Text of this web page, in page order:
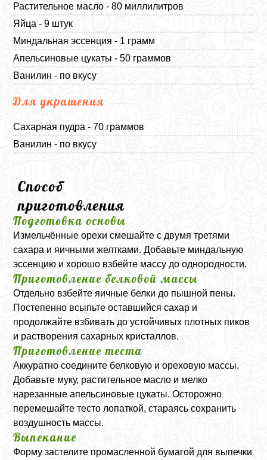
Растительное масло - 80 миллилитров
Яйца - 9 штук
Миндальная эссенция - 1 грамм
Апельсиновые цукаты - 50 граммов
Ванилин - по вкусу
Для украшения
Сахарная пудра - 70 граммов
Ванилин - по вкусу
Способ
приготовления
Подготовка основы
Измельчённые орехи смешайте с двумя третями
сахара и яичными желтками. Добавьте миндальную
эссенцию и хорошо взбейте массу до однородности.
Приготовление белковой массы
Отдельно взбейте яичные белки до пышной пены.
Постепенно всыпьте оставшийся сахар и
продолжайте взбивать до устойчивых плотных пиков
и растворения сахарных кристаллов.
Приготовление теста
Аккуратно соедините белковую и ореховую массы.
Добавьте муку, растительное масло и мелко
нарезанные апельсиновые цукаты. Осторожно
перемешайте тесто лопаткой, стараясь сохранить
воздушность массы.
Выпекание
Форму застелите промасленной бумагой для выпечки